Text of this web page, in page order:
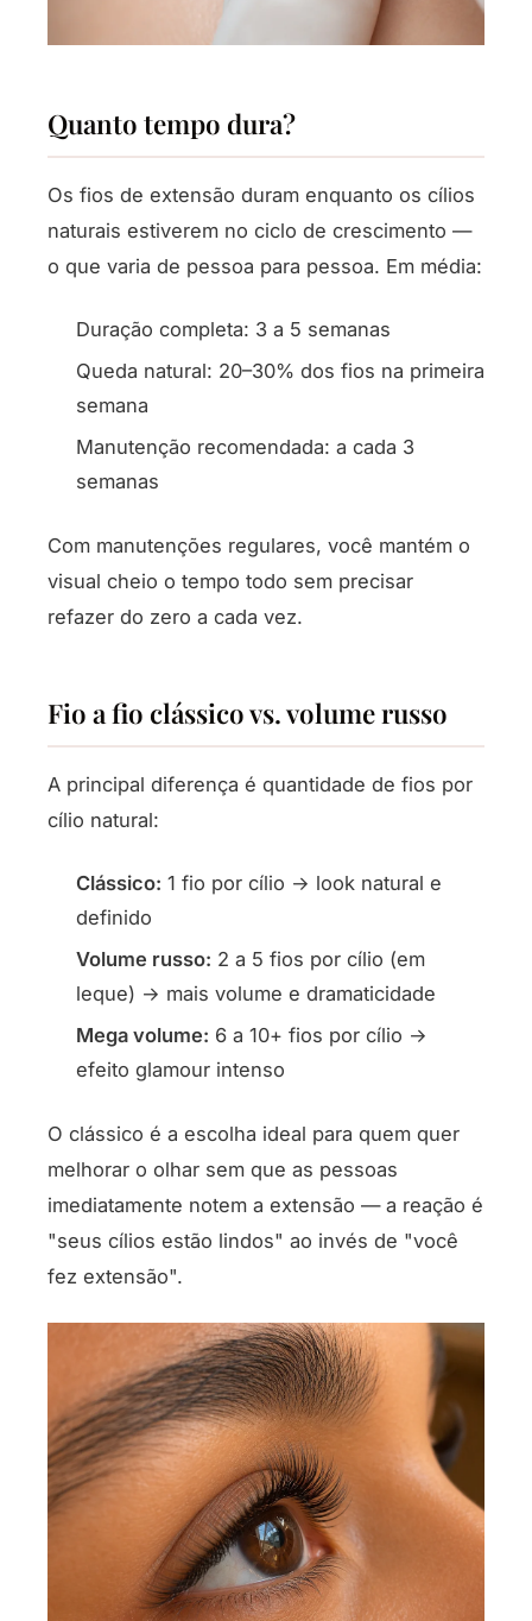
Quanto tempo dura?
Os fios de extensão duram enquanto os cílios
naturais estiverem no ciclo de crescimento —
o que varia de pessoa para pessoa. Em média:
Duração completa: 3 a 5 semanas
Queda natural: 20–30% dos fios na primeira
semana
Manutenção recomendada: a cada 3
semanas
Com manutenções regulares, você mantém o
visual cheio o tempo todo sem precisar
refazer do zero a cada vez.
Fio a fio clássico vs. volume russo
A principal diferença é quantidade de fios por
cílio natural:
Clássico: 1 fio por cílio → look natural e
definido
Volume russo: 2 a 5 fios por cílio (em
leque) → mais volume e dramaticidade
Mega volume: 6 a 10+ fios por cílio →
efeito glamour intenso
O clássico é a escolha ideal para quem quer
melhorar o olhar sem que as pessoas
imediatamente notem a extensão — a reação é
"seus cílios estão lindos" ao invés de "você
fez extensão".